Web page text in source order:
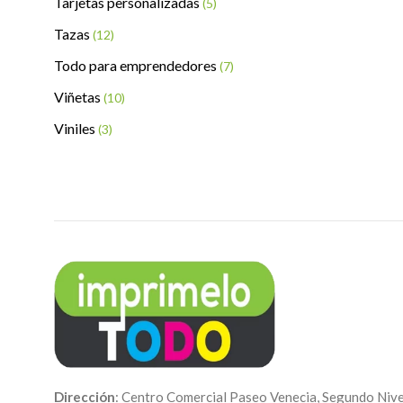
(5)
Tazas (12)
Todo para emprendedores (7)
Viñetas (10)
Viniles (3)
Dirección: Centro Comercial Paseo Venecia, Segundo